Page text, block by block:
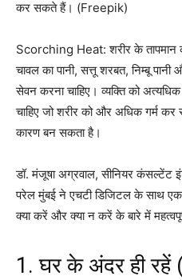
कर सकते हैं। (Freepik)
Scorching Heat: शरीर के तापमान
चावल का पानी, सत्तू शरबत, निम्बू
सेवन करना चाहिए। व्यक्ति को
चाहिए जो शरीर को और अधिक गर्म
कारण बन सकता है।
डॉ. मंजूषा अग्रवाल, सीनियर कंसल्टेंट
परेल मुंबई ने एचटी डिजिटल के साथ एक
क्या करें और क्या न करें के बारे में
1. घर के अंदर ही रहें (